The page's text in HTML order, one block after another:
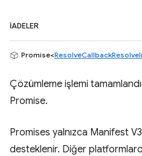
İADELER
Promise<
Çözümleme işlemi
Promise.
Promises yalnızca Manifest
desteklenir. Diğer